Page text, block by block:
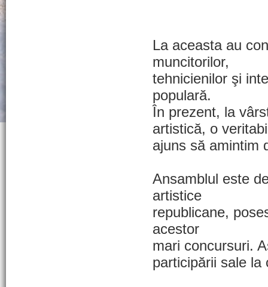
La aceasta au
muncitorilor,
tehnicienilor şi
populară.
În prezent, la
artistică, o
ajuns să amintim
Ansamblul este
artistice
republicane,
acestor
mari concursuri.
participării sale la